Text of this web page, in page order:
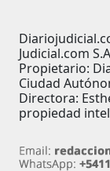
Judicial.com
Propietario:
Ciudad
Directora:
propiedad